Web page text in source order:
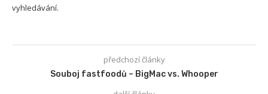
vyhledávání.
předchozí články
Souboj fastfoodů – BigMac vs. Whooper